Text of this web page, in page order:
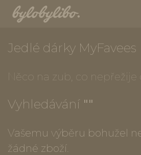
Jedlé dárky MyFavees
Něco na zub, co nepřežije
Vyhledávání ""
Vašemu výběru bohužel
žádné zboží.